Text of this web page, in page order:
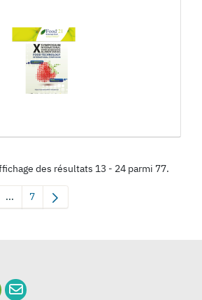
des résultats 13 - 24 parmi 77.
...Pages intermédiaires Utilisez TAB pour
Page
7